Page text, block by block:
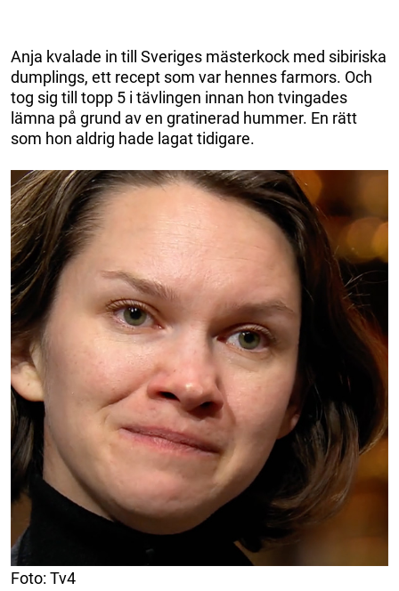
Anja kvalade in till Sveriges mästerkock med sibiriska
dumplings, ett recept som var hennes farmors. Och
tog sig till topp 5 i tävlingen innan hon tvingades
lämna på grund av en gratinerad hummer. En rätt
som hon aldrig hade lagat tidigare.
Foto: Tv4